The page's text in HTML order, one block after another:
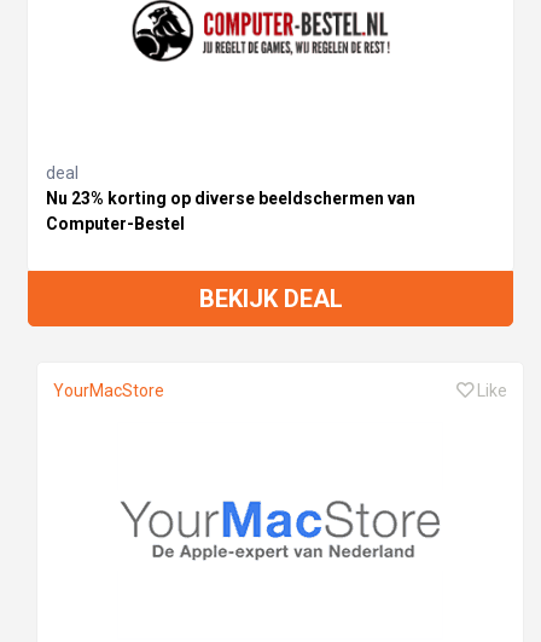
deal
Nu 23% korting op diverse beeldschermen van
Computer-Bestel
BEKIJK DEAL
YourMacStore Like